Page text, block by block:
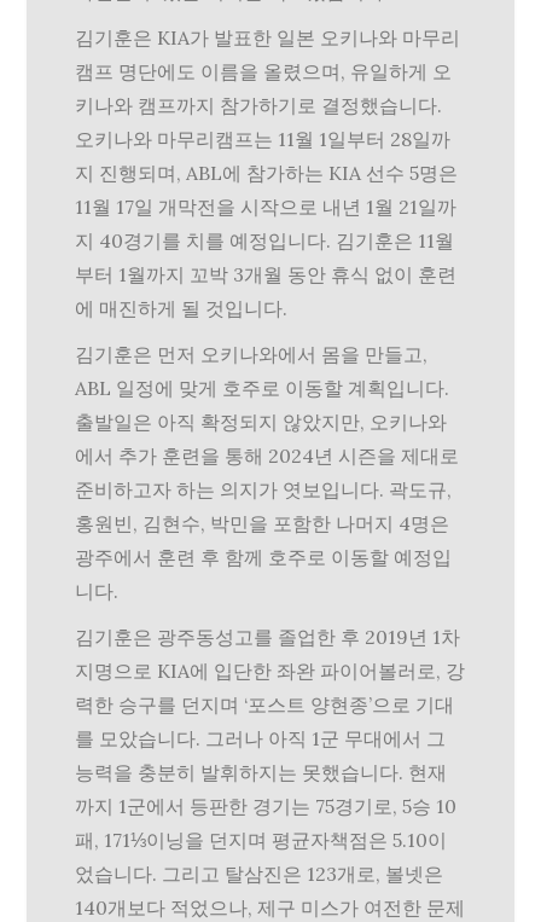
김기훈은 KIA가 발표한 일본 오키나와 마무리
캠프 명단에도 이름을 올렸으며, 유일하게 오
키나와 캠프까지 참가하기로 결정했습니다.
오키나와 마무리캠프는 11월 1일부터 28일까
지 진행되며, ABL에 참가하는 KIA 선수 5명은
11월 17일 개막전을 시작으로 내년 1월 21일까
지 40경기를 치를 예정입니다. 김기훈은 11월
부터 1월까지 꼬박 3개월 동안 휴식 없이 훈련
에 매진하게 될 것입니다.
김기훈은 먼저 오키나와에서 몸을 만들고,
ABL 일정에 맞게 호주로 이동할 계획입니다.
출발일은 아직 확정되지 않았지만, 오키나와
에서 추가 훈련을 통해 2024년 시즌을 제대로
준비하고자 하는 의지가 엿보입니다. 곽도규,
홍원빈, 김현수, 박민을 포함한 나머지 4명은
광주에서 훈련 후 함께 호주로 이동할 예정입
니다.
김기훈은 광주동성고를 졸업한 후 2019년 1차
지명으로 KIA에 입단한 좌완 파이어볼러로, 강
력한 승구를 던지며 ‘포스트 양현종’으로 기대
를 모았습니다. 그러나 아직 1군 무대에서 그
능력을 충분히 발휘하지는 못했습니다. 현재
까지 1군에서 등판한 경기는 75경기로, 5승 10
패, 171⅓이닝을 던지며 평균자책점은 5.10이
었습니다. 그리고 탈삼진은 123개로, 볼넷은
140개보다 적었으나, 제구 미스가 여전한 문제